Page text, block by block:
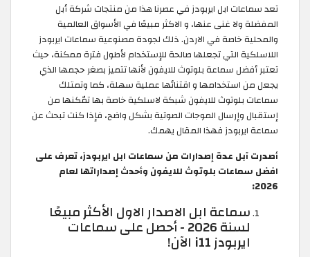
تعد سماعات ابل ايربودز في عصرنا هذا من منتجات شركة أبل
المفضلة ولا غنى عنها، و الاكثر مبيعًا في الأسواق العالمية
والمحلية خاصة في الاردن. ذلك لجودة مصنوعية سماعات ايربودز
اللاسلكية التي تجعلها صالحة للإستخدام لأطول فترة ممكنة، حيث
تعتبر أفضل سماعة بلوتوث للايفون لأنها تتميز بصغر حجمها الذي
يجعل من استخدامها و اقتنائها عملية سهلة، كما وتمتلك
سماعات بلوتوث للايفون شبكة لاسلكية خاصة بها تمّكنها من
إستقبال وإرسال الموجات الصوتية بشكل واضح، فإذا كنت تبحث عن
سماعة ايربودز فهذا المقال يهمك.
أصدرت آبل عدة إصدارات من سماعات ابل ايربودز، تعرف على
افضل سماعات بلوتوث للايفون وأحدث إصداراتها لعام
2026:
سماعة ابل الاصدار الاول الأكثر مبيعًا
لسنة 2026 - أحصل على سماعات
ايربودز i11 الآن!